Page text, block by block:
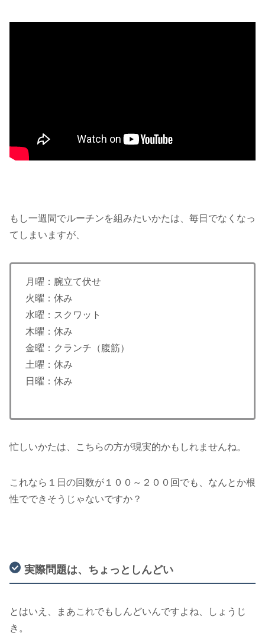
もし一週間でルーチンを組みたいかたは、毎日でなくなっ
てしまいますが、
月曜：腕立て伏せ
火曜：休み
水曜：スクワット
木曜：休み
金曜：クランチ（腹筋）
土曜：休み
日曜：休み
忙しいかたは、こちらの方が現実的かもしれませんね。
これなら１日の回数が１００～２００回でも、なんとか根
性でできそうじゃないですか？
実際問題は、ちょっとしんどい
とはいえ、まあこれでもしんどいんですよね、しょうじ
き。